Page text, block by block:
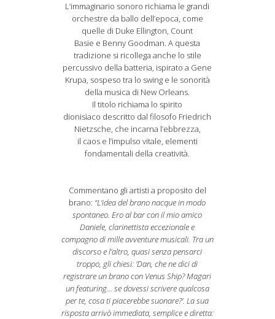
L’immaginario sonoro richiama le grandi
orchestre da ballo dell’epoca, come
quelle di Duke Ellington, Count
Basie e Benny Goodman. A questa
tradizione si ricollega anche lo stile
percussivo della batteria, ispirato a Gene
Krupa, sospeso tra lo swing e le sonorità
della musica di New Orleans.
Il titolo richiama lo spirito
dionisiaco descritto dal filosofo Friedrich
Nietzsche, che incarna l’ebbrezza,
il caos e l’impulso vitale, elementi
fondamentali della creatività.
Commentano gli artisti a proposito del
brano: “L’idea del brano nacque in modo
spontaneo. Ero al bar con il mio amico
Daniele, clarinettista eccezionale e
compagno di mille avventure musicali. Tra un
discorso e l’altro, quasi senza pensarci
troppo, gli chiesi: 'Dan, che ne dici di
registrare un brano con Venus Ship? Magari
un featuring... se dovessi scrivere qualcosa
per te, cosa ti piacerebbe suonare?'. La sua
risposta arrivò immediata, semplice e diretta: